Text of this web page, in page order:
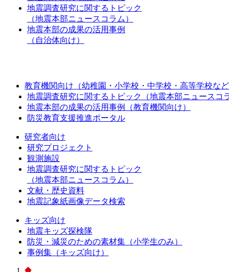
地震調査研究に関するトピック
（地震本部ニュースコラム）
地震本部の成果の活用事例
（自治体向け）
教育機関向け（幼稚園・小学校・中学校・高等学校な
地震調査研究に関するトピック（地震本部ニュースコ
地震本部の成果の活用事例（教育機関向け）
防災教育支援推進ポータル
研究者向け
研究プロジェクト
観測施設
地震調査研究に関するトピック
（地震本部ニュースコラム）
文献・歴史資料
地震記象紙画像データ検索
キッズ向け
地震キッズ探検隊
防災・減災のための素材集（小学生のみ）
事例集（キッズ向け）